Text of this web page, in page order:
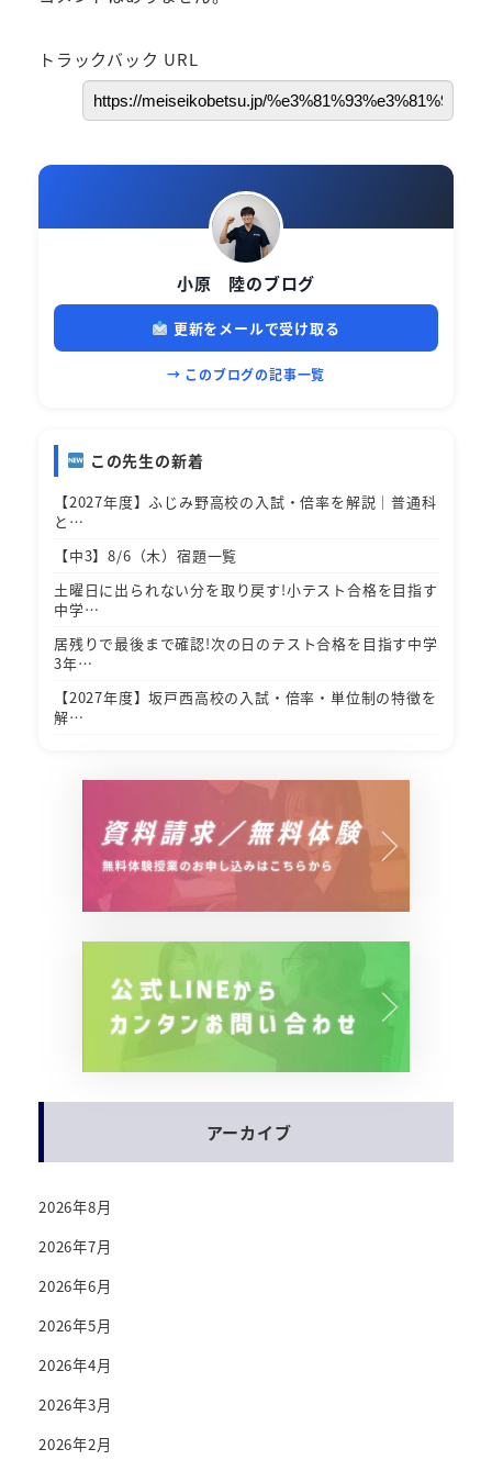
トラックバック URL
小原 陸のブログ
更新をメールで受け取る
→ このブログの記事一覧
この先生の新着
【2027年度】ふじみ野高校の入試・倍率を解説｜普通科
と…
【中3】8/6（木）宿題一覧
土曜日に出られない分を取り戻す!小テスト合格を目指す
中学…
居残りで最後まで確認!次の日のテスト合格を目指す中学
3年…
【2027年度】坂戸西高校の入試・倍率・単位制の特徴を
解…
アーカイブ
2026年8月
2026年7月
2026年6月
2026年5月
2026年4月
2026年3月
2026年2月